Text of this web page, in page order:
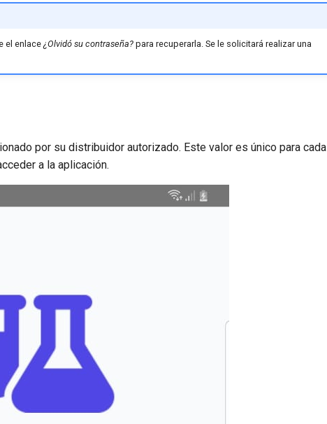
el enlace¿Olvidó su contraseña?para recuperarla. Se le solicitará realizar una
por su distribuidor autorizado. Este valor es único para cada
a la aplicación.